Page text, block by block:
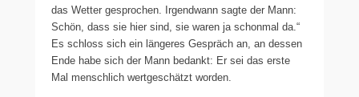
das Wetter gesprochen. Irgendwann sagte der Mann:
Schön, dass sie hier sind, sie waren ja schonmal da.“
Es schloss sich ein längeres Gespräch an, an dessen
Ende habe sich der Mann bedankt: Er sei das erste
Mal menschlich wertgeschätzt worden.